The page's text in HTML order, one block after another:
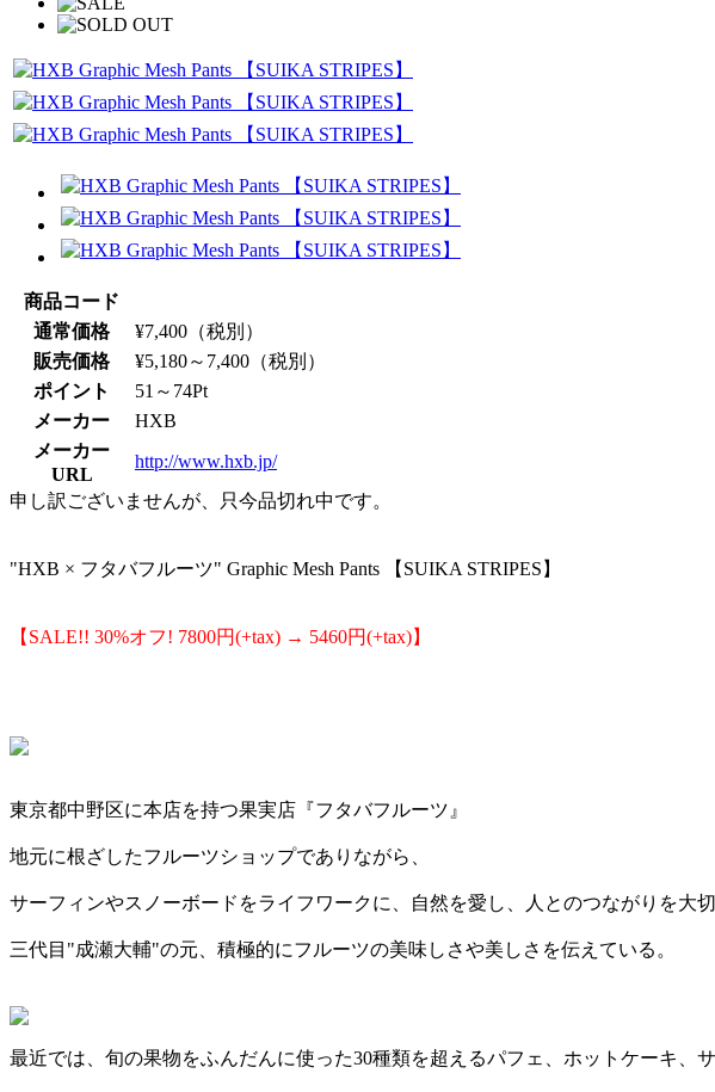
商品コード
通常価格
¥7,400 （税別）
販売価格
¥5,180～7,400 （税別）
ポイント
51～74Pt
メーカー
HXB
メーカー
URL
http://www.hxb.jp/
申し訳ございませんが、只今品切れ中です。
"HXB × フタバフルーツ" Graphic Mesh Pants 【SUIKA STRIPES】
【SALE!! 30%オフ! 7800円(+tax) → 5460円(+tax)】
東京都中野区に本店を持つ果実店『フタバフルーツ』
地元に根ざしたフルーツショップでありながら、
サーフィンやスノーボードをライフワークに、自然を愛し、人とのつながりを大
三代目"成瀬大輔"の元、積極的にフルーツの美味しさや美しさを伝えている。
最近では、旬の果物をふんだんに使った30種類を超えるパフェ、ホットケーキ、